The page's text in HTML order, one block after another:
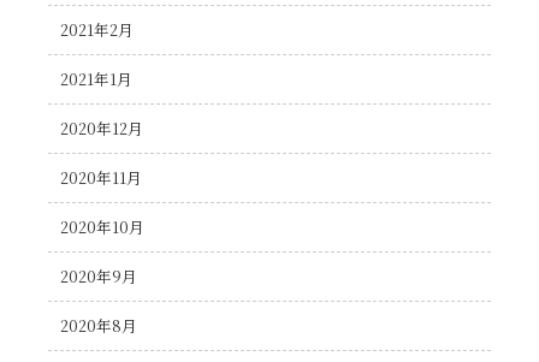
2021年2月
2021年1月
2020年12月
2020年11月
2020年10月
2020年9月
2020年8月